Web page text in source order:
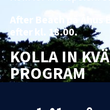
After Beach på Åhus
efter kl. 18.00.
KOLLA IN
PROGRAM